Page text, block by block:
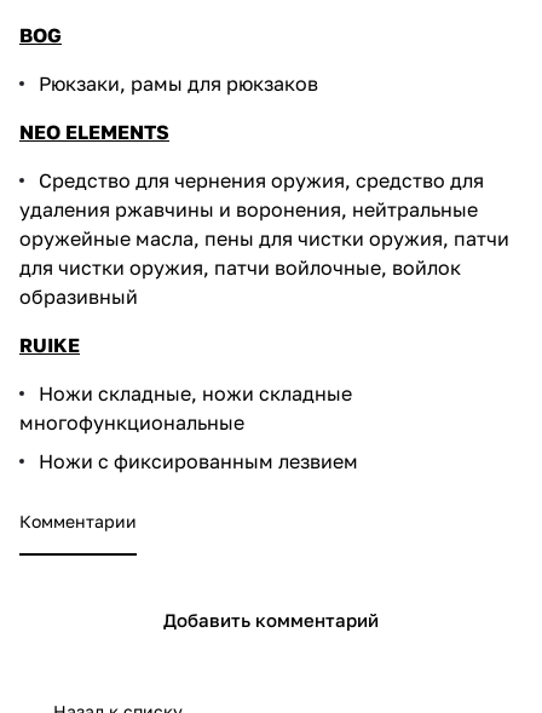
BOG
Рюкзаки, рамы для рюкзаков
NEO ELEMENTS
Средство для чернения оружия, средство для
удаления ржавчины и воронения, нейтральные
оружейные масла, пены для чистки оружия, патчи
для чистки оружия, патчи войлочные, войлок
образивный
RUIKE
Ножи складные, ножи складные
многофункциональные
Ножи с фиксированным лезвием
Комментарии
Добавить комментарий